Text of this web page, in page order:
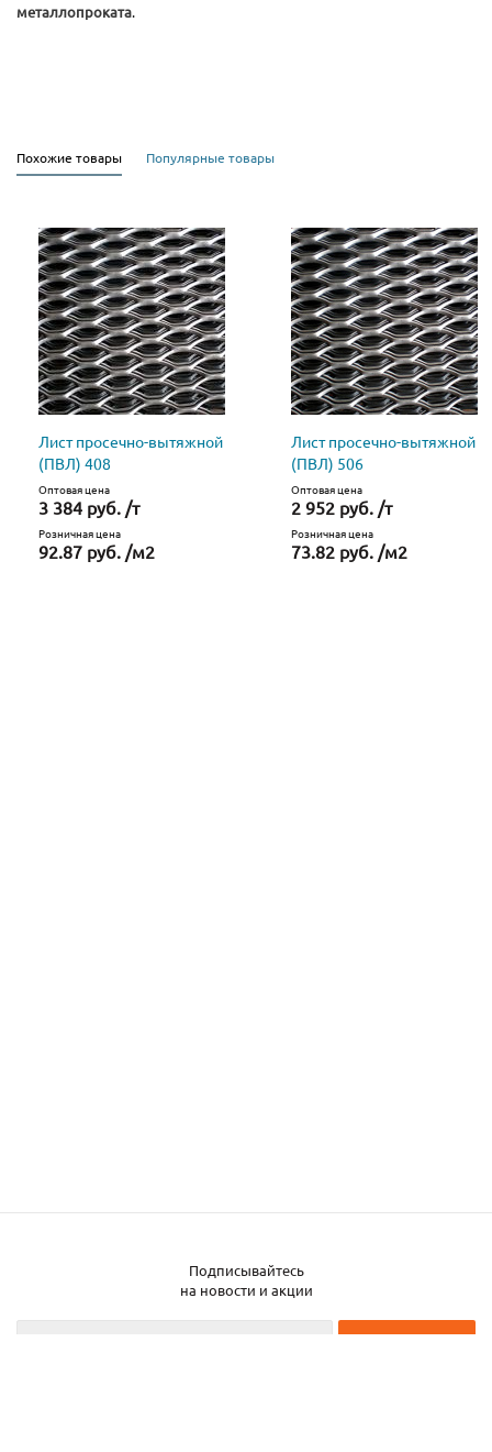
металлопроката.
Похожие товары Популярные товары
Лист просечно-вытяжной
(ПВЛ) 408
Оптовая цена
3 384 руб. /т
Розничная цена
92.87 руб. /м2
Лист просечно-вытяжной
(ПВЛ) 506
Оптовая цена
2 952 руб. /т
Розничная цена
73.82 руб. /м2
Подписывайтесь
на новости и акции